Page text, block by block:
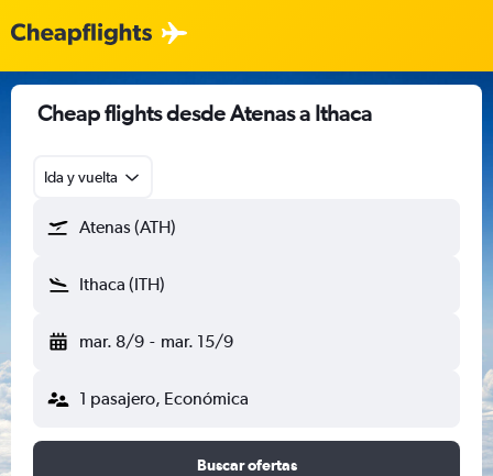
Cheap flights desde Atenas a Ithaca
Ida y vuelta
Atenas (ATH)
Ithaca (ITH)
mar. 8/9 - mar. 15/9
1 pasajero, Económica
Buscar ofertas